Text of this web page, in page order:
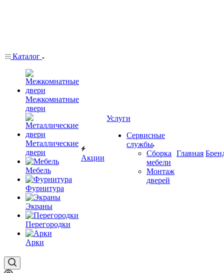
Каталог
Межкомнатные
двери
Металлические
двери
Мебель
Фурнитура
Экраны
Перегородки
Арки
Акции
Услуги
Сервисные
службы
Сборка
мебели
Монтаж
дверей
Главная